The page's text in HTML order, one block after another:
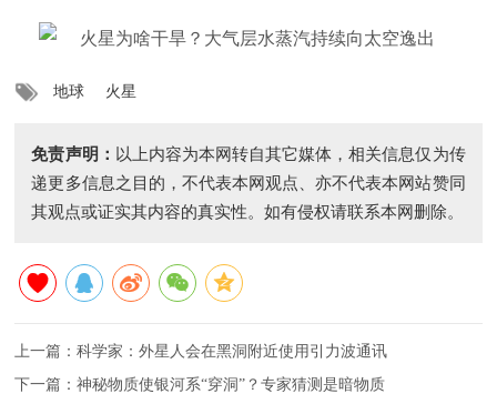
地球 火星
免责声明： 以上内容为本网转自其它媒体，相关信息仅为传
递更多信息之目的，不代表本网观点、亦不代表本网站赞同
其观点或证实其内容的真实性。如有侵权请联系本网删除。
上一篇：科学家：外星人会在黑洞附近使用引力波通讯
下一篇：神秘物质使银河系“穿洞”？专家猜测是暗物质